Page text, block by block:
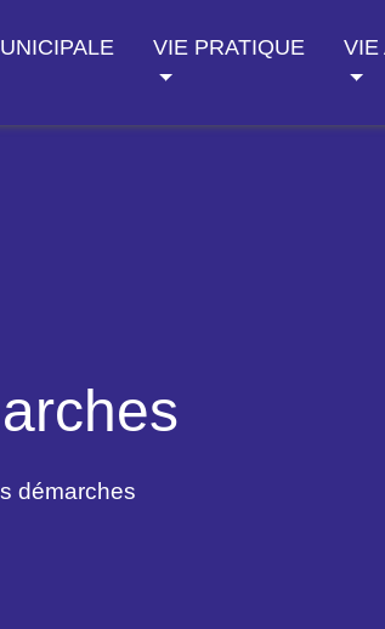
VIE PRATIQUE VIE
démarches